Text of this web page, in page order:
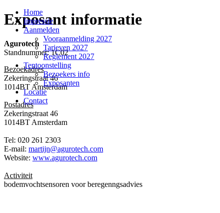
Home
Impressie
Aanmelden
Vooraanmelding 2027
Tarieven 2027
Reglement 2027
Tentoonstelling
Bezoekers info
Exposanten
Locatie
Contact
Exposant informatie
Agurotech
Standnummer: 1C02
Bezoekadres
Zekeringstraat 46
1014BT Amsterdam
Postadres
Zekeringstraat 46
1014BT Amsterdam
Tel: 020 261 2303
E-mail: martijn@agurotech.com
Website: www.agurotech.com
Activiteit
bodemvochtsensoren voor beregenngsadvies